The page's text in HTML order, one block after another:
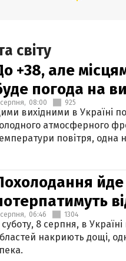
світу
+38, але
погода на
08:00 925
вихідними в Україні
атмосферного
повітря, одна
йде
06:46 1304
суботу, 8 серпня, в
накриють дощі,